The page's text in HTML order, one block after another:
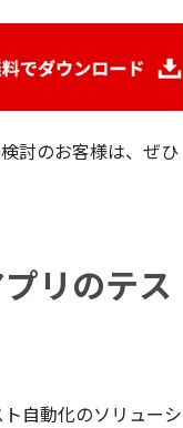
討のお客様は、ぜひ
リのテス
自動化のソリューシ